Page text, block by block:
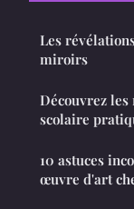
Les
miroirs
Découvrez
scolaire
10 astuces
œuvre d'art